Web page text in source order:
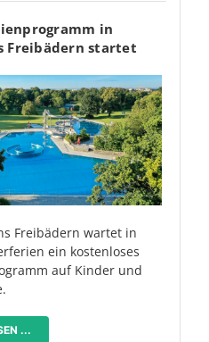
in
Freibädern startet
Freibädern wartet in
ein kostenloses
auf Kinder und
...